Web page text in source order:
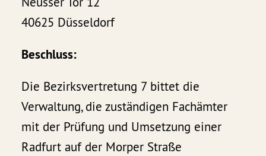
40625 Düsseldorf
Beschluss:
Die Bezirksvertretung 7 bittet die
Verwaltung, die zuständigen Fachämter
mit der Prüfung und Umsetzung einer
Radfurt auf der Morper Straße